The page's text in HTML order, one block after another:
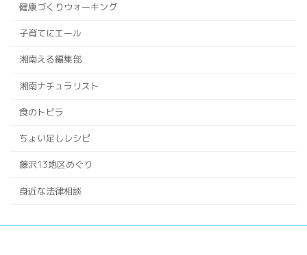
健康づくりウォーキング
子育てにエール
湘南える編集部
湘南ナチュラリスト
食のトビラ
ちょい足しレシピ
藤沢13地区めぐり
身近な法律相談